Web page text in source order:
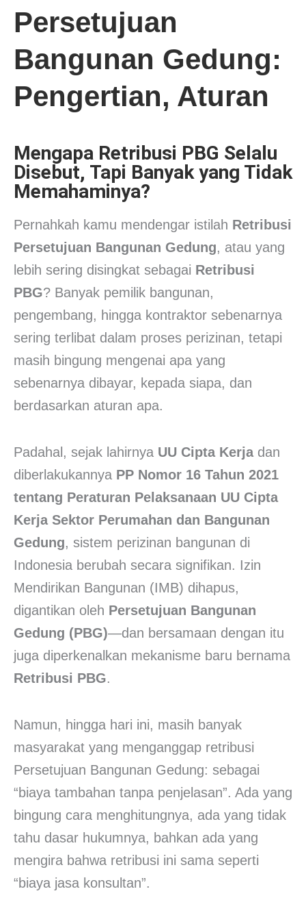
Persetujuan
Bangunan Gedung:
Pengertian, Aturan
Mengapa Retribusi PBG Selalu
Disebut, Tapi Banyak yang Tidak
Memahaminya?
Pernahkah kamu mendengar istilah Retribusi
Persetujuan Bangunan Gedung, atau yang
lebih sering disingkat sebagai Retribusi
PBG? Banyak pemilik bangunan,
pengembang, hingga kontraktor sebenarnya
sering terlibat dalam proses perizinan, tetapi
masih bingung mengenai apa yang
sebenarnya dibayar, kepada siapa, dan
berdasarkan aturan apa.
Padahal, sejak lahirnya UU Cipta Kerjadan
diberlakukannya PP Nomor 16 Tahun 2021
tentang Peraturan Pelaksanaan UU Cipta
Kerja Sektor Perumahan dan Bangunan
Gedung, sistem perizinan bangunan di
Indonesia berubah secara signifikan. Izin
Mendirikan Bangunan (IMB) dihapus,
digantikan oleh Persetujuan Bangunan
Gedung (PBG)—dan bersamaan dengan itu
juga diperkenalkan mekanisme baru bernama
Retribusi PBG.
Namun, hingga hari ini, masih banyak
masyarakat yang menganggap retribusi
Persetujuan Bangunan Gedung: sebagai
“biaya tambahan tanpa penjelasan”. Ada yang
bingung cara menghitungnya, ada yang tidak
tahu dasar hukumnya, bahkan ada yang
mengira bahwa retribusi ini sama seperti
“biaya jasa konsultan”.